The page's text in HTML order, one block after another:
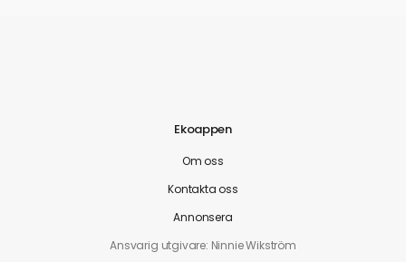
Ekoappen
Om oss
Kontakta oss
Annonsera
Ansvarig utgivare: Ninnie Wikström